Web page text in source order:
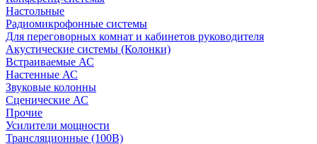
Настольные
Радиомикрофонные системы
Для переговорных комнат и кабинетов руководителя
Акустические системы (Колонки)
Встраиваемые АС
Настенные АС
Звуковые колонны
Сценические АС
Прочие
Усилители мощности
Трансляционные (100В)